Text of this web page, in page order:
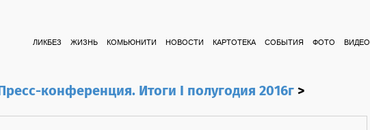
ЛИКБЕЗ ЖИЗНЬ КОМЬЮНИТИ НОВОСТИ КАРТОТЕКА СОБЫТИЯ ФОТО ВИДЕО
конференция. Итоги I полугодия 2016г>